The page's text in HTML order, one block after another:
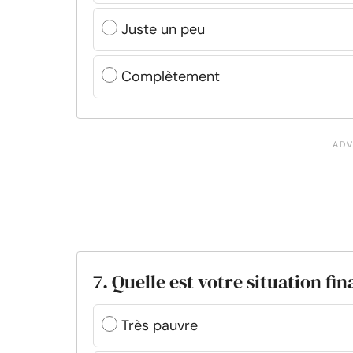
Juste un peu
Complètement
7. Quelle est votre situation
Très pauvre